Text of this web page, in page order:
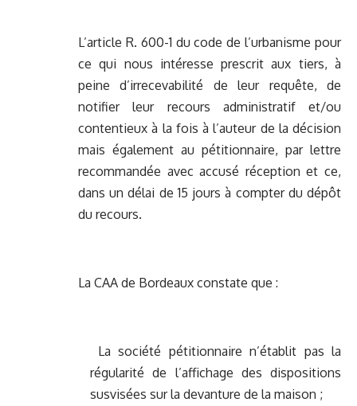
L’article R. 600-1 du code de l’urbanisme pour
ce qui nous intéresse prescrit aux tiers, à
peine d’irrecevabilité de leur requête, de
notifier leur recours administratif et/ou
contentieux à la fois à l’auteur de la décision
mais également au pétitionnaire, par lettre
recommandée avec accusé réception et ce,
dans un délai de 15 jours à compter du dépôt
du recours.
La CAA de Bordeaux constate que :
La société pétitionnaire n’établit pas la
régularité de l’affichage des dispositions
susvisées sur la devanture de la maison ;